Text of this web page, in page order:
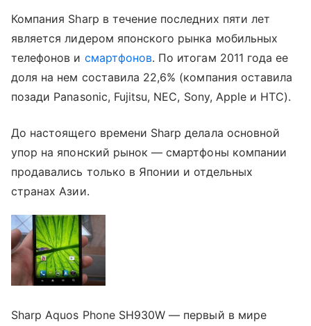
Компания Sharp в течение последних пяти лет
является лидером японского рынка мобильных
телефонов и смартфонов. По итогам 2011 года ее
доля на нем составила 22,6% (компания оставила
позади Panasonic, Fujitsu, NEC, Sony, Apple и HTC).
До настоящего времени Sharp делала основной
упор на японский рынок — смартфоны компании
продавались только в Японии и отдельных
странах Азии.
Sharp Aquos Phone SH930W — первый в мире